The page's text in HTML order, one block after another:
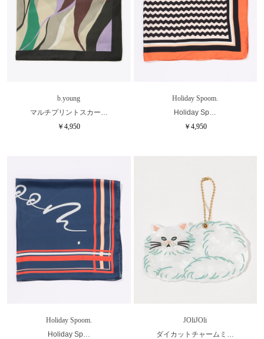
b.young
マルチプリントスカー…
￥4,950
Holiday Spoom.
Holiday Sp…
￥4,950
Holiday Spoom.
Holiday Sp…
JOliJOli
ダイカットチャームミ…